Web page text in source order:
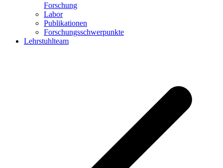
Forschung
Labor
Publikationen
Forschungsschwerpunkte
Lehrstuhlteam